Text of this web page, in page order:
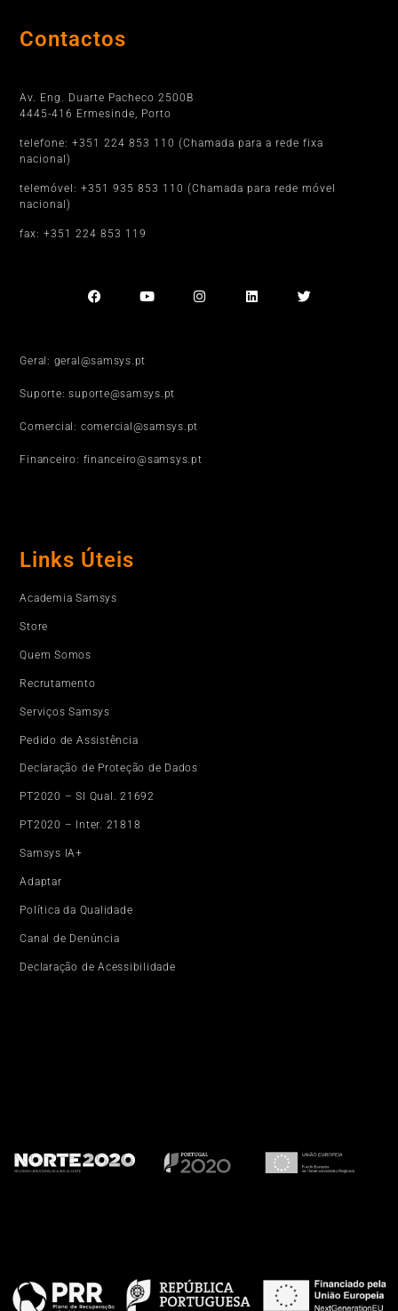
Contactos
Av. Eng. Duarte Pacheco 2500B
4445-416 Ermesinde, Porto
telefone: +351 224 853 110 (Chamada para a rede fixa
nacional)
telemóvel: +351 935 853 110 (Chamada para rede móvel
nacional)
fax: +351 224 853 119
Geral: geral@samsys.pt
Suporte: suporte@samsys.pt
Comercial: comercial@samsys.pt
Financeiro: financeiro@samsys.pt
Links Úteis
Academia Samsys
Store
Quem Somos
Recrutamento
Serviços Samsys
Pedido de Assistência
Declaração de Proteção de Dados
PT2020 – SI Qual. 21692
PT2020 – Inter. 21818
Samsys IA+
Adaptar
Política da Qualidade
Canal de Denúncia
Declaração de Acessibilidade